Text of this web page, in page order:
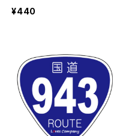
¥440